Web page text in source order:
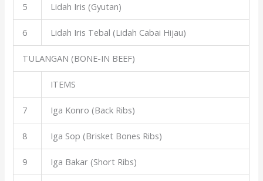
5 Lidah Iris (Gyutan)
6 Lidah Iris Tebal (Lidah Cabai Hijau)
TULANGAN (BONE-IN BEEF)
ITEMS
7 Iga Konro (Back Ribs)
8 Iga Sop (Brisket Bones Ribs)
9 Iga Bakar (Short Ribs)